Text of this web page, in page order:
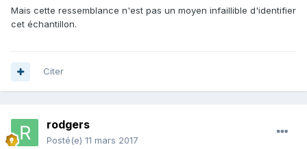
Mais cette ressemblance n'est pas un moyen infaillible d'identifier
cet échantillon.
Citer
rodgers
Posté(e) 11 mars 2017